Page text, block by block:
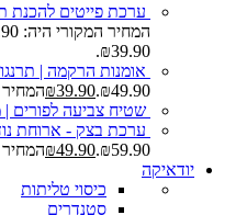
ערכת פייטים להכנת
המחיר המקורי היה: ₪49.90.
₪39.90.
אומנות הרקמה |
₪49.90.
₪39.90
המחיר
שטיח צביעה לפורים
ערכת בצק - ארוחת
₪59.90.
₪49.90
המחיר
יודאיקה
כיסוי טליתות
סטנדרים